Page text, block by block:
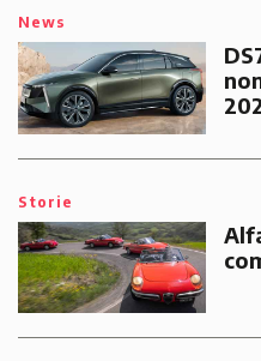
News
Storie